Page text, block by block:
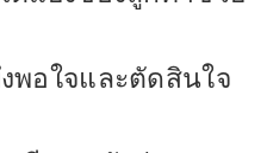
พอใจและตัดสินใจ